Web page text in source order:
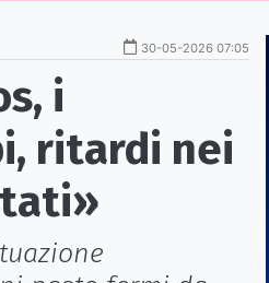
30-05-2026 07:05
i
ritardi nei